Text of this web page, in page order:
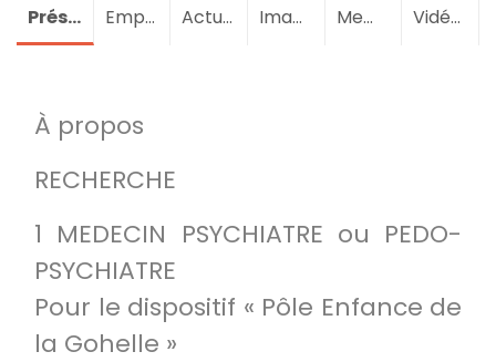
Présentation Emploi Actualités Images Membres Vidéos
À propos
RECHERCHE
1 MEDECIN PSYCHIATRE ou PEDO-
PSYCHIATRE
Pour le dispositif « Pôle Enfance de
la Gohelle »